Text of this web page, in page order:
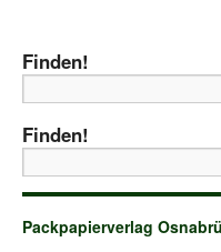
Finden!
Finden!
Packpapierverlag